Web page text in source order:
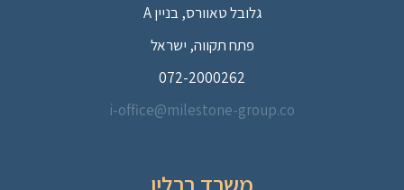
גלובל טאוורס, בניין A
פתח תקווה, ישראל
072-2000262
i-office@milestone-group.co